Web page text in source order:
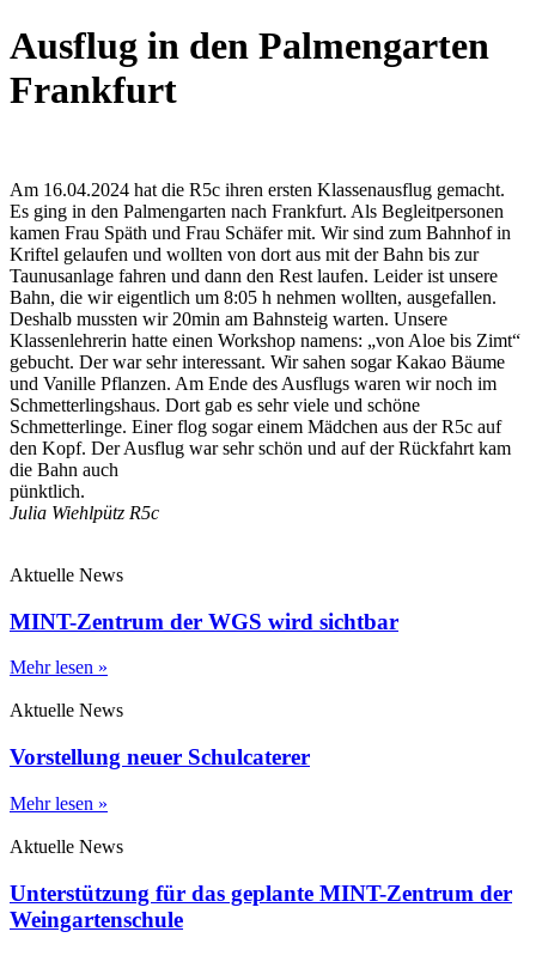
Ausflug in den Palmengarten
Frankfurt
Am 16.04.2024 hat die R5c ihren ersten Klassenausflug gemacht.
Es ging in den Palmengarten nach Frankfurt. Als Begleitpersonen
kamen Frau Späth und Frau Schäfer mit. Wir sind zum Bahnhof in
Kriftel gelaufen und wollten von dort aus mit der Bahn bis zur
Taunusanlage fahren und dann den Rest laufen. Leider ist unsere
Bahn, die wir eigentlich um 8:05 h nehmen wollten, ausgefallen.
Deshalb mussten wir 20min am Bahnsteig warten. Unsere
Klassenlehrerin hatte einen Workshop namens: „von Aloe bis Zimt“
gebucht. Der war sehr interessant. Wir sahen sogar Kakao Bäume
und Vanille Pflanzen. Am Ende des Ausflugs waren wir noch im
Schmetterlingshaus. Dort gab es sehr viele und schöne
Schmetterlinge. Einer flog sogar einem Mädchen aus der R5c auf
den Kopf. Der Ausflug war sehr schön und auf der Rückfahrt kam
die Bahn auch
pünktlich.
Julia Wiehlpütz R5c
Aktuelle News
MINT-Zentrum der WGS wird sichtbar
Mehr lesen »
Aktuelle News
Vorstellung neuer Schulcaterer
Mehr lesen »
Aktuelle News
Unterstützung für das geplante MINT-Zentrum der
Weingartenschule